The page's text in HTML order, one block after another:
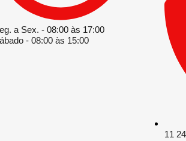
a Sex. - 08:00 às 17:00
- 08:00 às 15:00
11